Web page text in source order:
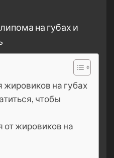
на губах
чтобы
жировиков на